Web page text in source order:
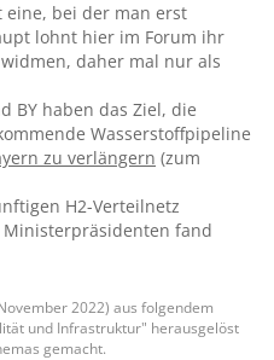
eine, bei der man erst
lohnt hier im Forum ihr
daher mal nur als
BY haben das Ziel, die
Wasserstoffpipeline
zu verlängern (zum
H2-Verteilnetz
Ministerpräsidenten fand
2022) aus folgendem
und Infrastruktur" herausgelöst
gemacht.